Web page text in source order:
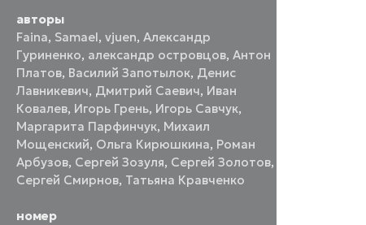
авторы
Faina, Samael,vjuen,Александр
Гуриненко, александр островцов,Антон
Платов, Василий Запотылок, Денис
Лавникевич, Дмитрий Саевич, Иван
Ковалев, Игорь Грень, Игорь Савчук,
Маргарита Парфинчук, Михаил
Мощенский, Ольга Кирюшкина, Роман
Арбузов, Сергей Зозуля, Сергей Золотов,
Сергей Смирнов, Татьяна Кравченко
номер